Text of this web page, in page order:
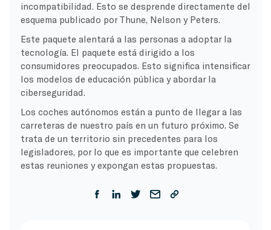
incompatibilidad. Esto se desprende directamente del
esquema publicado por Thune, Nelson y Peters.
Este paquete alentará a las personas a adoptar la
tecnología. El paquete está dirigido a los
consumidores preocupados. Esto significa intensificar
los modelos de educación pública y abordar la
ciberseguridad.
Los coches autónomos están a punto de llegar a las
carreteras de nuestro país en un futuro próximo. Se
trata de un territorio sin precedentes para los
legisladores, por lo que es importante que celebren
estas reuniones y expongan estas propuestas.